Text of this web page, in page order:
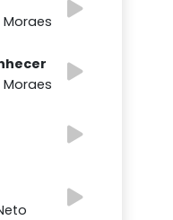
Moraes
Moraes